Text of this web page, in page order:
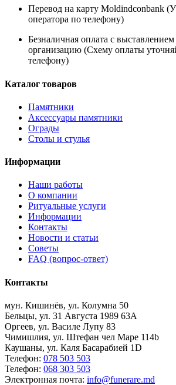
Перевод на карту Moldindconbank
оператора по телефону)
Безналичная оплата с выставлением
организацию (Схему оплаты
телефону)
Каталог товаров
Памятники
Аксессуары памятники
Ограды
Столы и стулья
Информации
Наши работы
О компании
Ритуальные услуги
Информации
Контакты
Новости и статьи
Советы
FAQ (вопрос-ответ)
Контакты
мун. Кишинёв, ул. Колумна 50
Бельцы, ул. 31 Августа 1989 63А
Оргеев, ул. Василе Лупу 83
Чимишлия, ул. Штефан чел Маре 114b
Каушаны, ул. Каля Басарабией 1D
Телефон: 078 503 503
Телефон: 068 303 503
Электронная почта: info@funerare.md